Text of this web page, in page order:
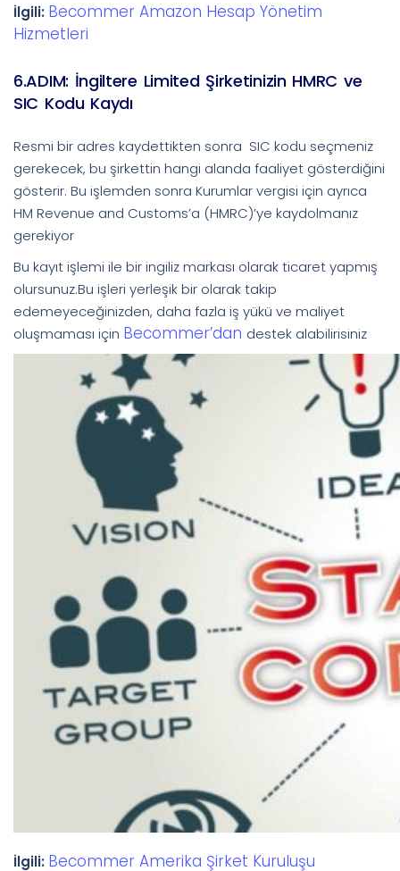
İlgili: Becommer Amazon Hesap Yönetim
Hizmetleri
6.ADIM: İngiltere Limited Şirketinizin HMRC ve
SIC Kodu Kaydı
Resmi bir adres kaydettikten sonra SIC kodu seçmeniz
gerekecek, bu şirkettin hangi alanda faaliyet gösterdiğini
gösterir. Bu işlemden sonra Kurumlar vergisi için ayrıca
HM Revenue and Customs’a (HMRC)’ye kaydolmanız
gerekiyor
Bu kayıt işlemi ile bir ingiliz markası olarak ticaret yapmış
olursunuz.Bu işleri yerleşik bir olarak takip
edemeyeceğinizden, daha fazla iş yükü ve maliyet
oluşmaması için Becommer’dan destek alabilirisiniz
İlgili: Becommer Amerika Şirket Kuruluşu